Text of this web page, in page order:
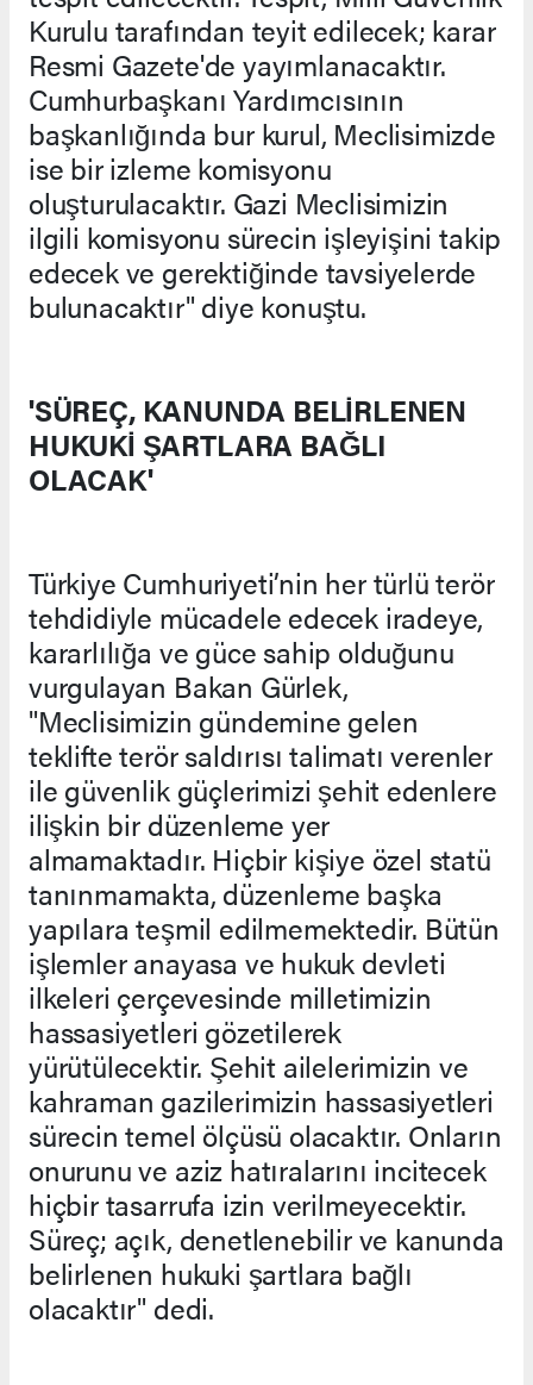
Kurulu tarafından teyit edilecek; karar
Resmi Gazete'de yayımlanacaktır.
Cumhurbaşkanı Yardımcısının
başkanlığında bur kurul, Meclisimizde
ise bir izleme komisyonu
oluşturulacaktır. Gazi Meclisimizin
ilgili komisyonu sürecin işleyişini takip
edecek ve gerektiğinde tavsiyelerde
bulunacaktır" diye konuştu.
'SÜREÇ, KANUNDA BELİRLENEN
HUKUKİ ŞARTLARA BAĞLI
OLACAK'
Türkiye Cumhuriyeti’nin her türlü terör
tehdidiyle mücadele edecek iradeye,
kararlılığa ve güce sahip olduğunu
vurgulayan Bakan Gürlek,
"Meclisimizin gündemine gelen
teklifte terör saldırısı talimatı verenler
ile güvenlik güçlerimizi şehit edenlere
ilişkin bir düzenleme yer
almamaktadır. Hiçbir kişiye özel statü
tanınmamakta, düzenleme başka
yapılara teşmil edilmemektedir. Bütün
işlemler anayasa ve hukuk devleti
ilkeleri çerçevesinde milletimizin
hassasiyetleri gözetilerek
yürütülecektir. Şehit ailelerimizin ve
kahraman gazilerimizin hassasiyetleri
sürecin temel ölçüsü olacaktır. Onların
onurunu ve aziz hatıralarını incitecek
hiçbir tasarrufa izin verilmeyecektir.
Süreç; açık, denetlenebilir ve kanunda
belirlenen hukuki şartlara bağlı
olacaktır" dedi.